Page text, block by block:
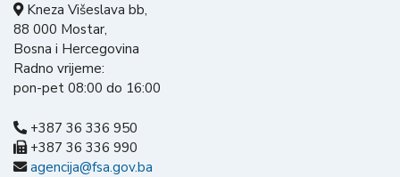
Kneza Višeslava bb,
88 000 Mostar,
Bosna i Hercegovina
Radno vrijeme:
pon-pet 08:00 do 16:00
+387 36 336 950
+387 36 336 990
agencija@fsa.gov.ba